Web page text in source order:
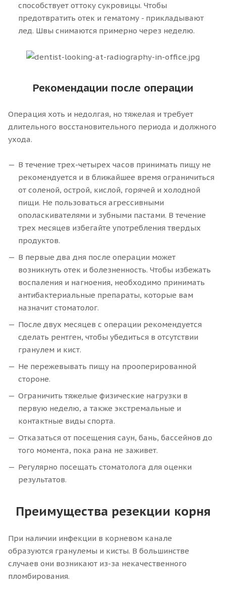
способствует оттоку сукровицы. Чтобы
предотвратить отек и гематому - прикладывают
лед. Швы снимаются примерно через неделю.
Рекомендации после операции
Операция хоть и недолгая, но тяжелая и требует
длительного восстановительного периода и должного
ухода.
В течение трех-четырех часов принимать пищу не
рекомендуется и в ближайшее время ограничиться
от соленой, острой, кислой, горячей и холодной
пищи. Не пользоваться агрессивными
ополаскивателями и зубными пастами. В течение
трех месяцев избегайте употребления твердых
продуктов.
В первые два дня после операции может
возникнуть отек и болезненность. Чтобы избежать
воспаления и нагноения, необходимо принимать
антибактериальные препараты, которые вам
назначит стоматолог.
После двух месяцев с операции рекомендуется
сделать рентген, чтобы убедиться в отсутствии
гранулем и кист.
Не пережевывать пищу на прооперированной
стороне.
Ограничить тяжелые физические нагрузки в
первую неделю, а также экстремальные и
контактные виды спорта.
Отказаться от посещения саун, бань, бассейнов до
того момента, пока рана не заживет.
Регулярно посещать стоматолога для оценки
результатов.
Преимущества резекции корня
При наличии инфекции в корневом канале
образуются гранулемы и кисты. В большинстве
случаев они возникают из-за некачественного
пломбирования.